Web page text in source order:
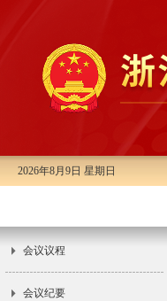
2026年8月9日 星期日
会议议程
会议纪要